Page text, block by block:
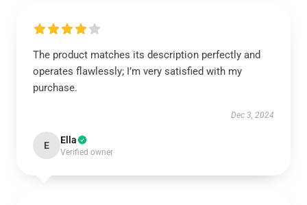
The product matches its description perfectly and
operates flawlessly; I’m very satisfied with my
purchase.
Dec 3, 2024
E Ella
Verified owner